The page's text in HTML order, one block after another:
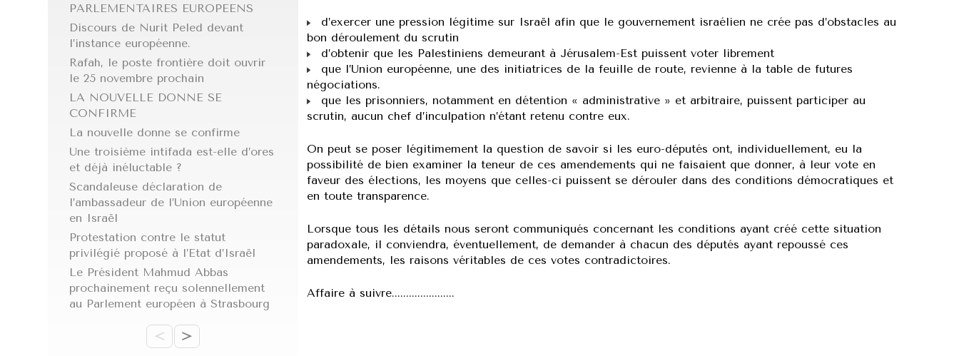
d’exercer une pression légitime sur Israël afin que le gouvernement israélien ne crée pas d’obstacles au
bon déroulement du scrutin
d’obtenir que les Palestiniens demeurant à Jérusalem-Est puissent voter librement
que l’Union européenne, une des initiatrices de la feuille de route, revienne à la table de futures
négociations.
que les prisonniers, notamment en détention « administrative » et arbitraire, puissent participer au
scrutin, aucun chef d’inculpation n’étant retenu contre eux.
On peut se poser légitimement la question de savoir si les euro-députés ont, individuellement, eu la
possibilité de bien examiner la teneur de ces amendements qui ne faisaient que donner, à leur vote en
faveur des élections, les moyens que celles-ci puissent se dérouler dans des conditions démocratiques et
en toute transparence.
Lorsque tous les détails nous seront communiqués concernant les conditions ayant créé cette situation
paradoxale, il conviendra, éventuellement, de demander à chacun des députés ayant repoussé ces
amendements, les raisons véritables de ces votes contradictoires.
Affaire à suivre......................
PARLEMENTAIRES EUROPEENS
Discours de Nurit Peled devant
l’instance européenne.
Rafah, le poste frontière doit ouvrir
le 25 novembre prochain
LA NOUVELLE DONNE SE
CONFIRME
La nouvelle donne se confirme
Une troisième intifada est-elle d’ores
et déjà inéluctable ?
Scandaleuse déclaration de
l’ambassadeur de l’Union européenne
en Israël
Protestation contre le statut
privilégié proposé à l’Etat d’Israël
Le Président Mahmud Abbas
prochainement reçu solennellement
au Parlement européen à Strasbourg
< >